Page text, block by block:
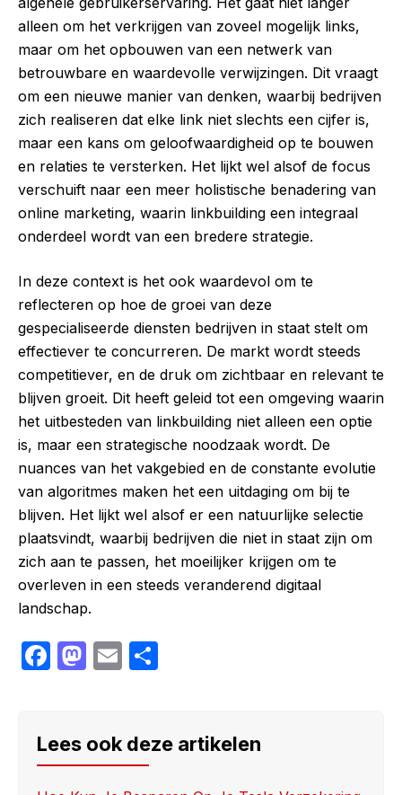
alleen om het verkrijgen van zoveel mogelijk links,
maar om het opbouwen van een netwerk van
betrouwbare en waardevolle verwijzingen. Dit vraagt
om een nieuwe manier van denken, waarbij bedrijven
zich realiseren dat elke link niet slechts een cijfer is,
maar een kans om geloofwaardigheid op te bouwen
en relaties te versterken. Het lijkt wel alsof de focus
verschuift naar een meer holistische benadering van
online marketing, waarin linkbuilding een integraal
onderdeel wordt van een bredere strategie.
In deze context is het ook waardevol om te
reflecteren op hoe de groei van deze
gespecialiseerde diensten bedrijven in staat stelt om
effectiever te concurreren. De markt wordt steeds
competitiever, en de druk om zichtbaar en relevant te
blijven groeit. Dit heeft geleid tot een omgeving waarin
het uitbesteden van linkbuilding niet alleen een optie
is, maar een strategische noodzaak wordt. De
nuances van het vakgebied en de constante evolutie
van algoritmes maken het een uitdaging om bij te
blijven. Het lijkt wel alsof er een natuurlijke selectie
plaatsvindt, waarbij bedrijven die niet in staat zijn om
zich aan te passen, het moeilijker krijgen om te
overleven in een steeds veranderend digitaal
landschap.
F
e
b
M
o
d
E
e
Lees ook deze artikelen